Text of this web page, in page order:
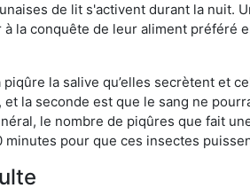
de lit s'activent durant la nuit.
la conquête de leur aliment préféré
la salive qu’elles secrètent et
la seconde est que le sang ne
le nombre de piqûres que fait
pour que ces insectes